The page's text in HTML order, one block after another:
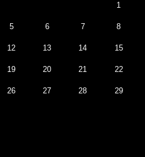
1
5 6 7 8
12 13 14 15
19 20 21 22
26 27 28 29